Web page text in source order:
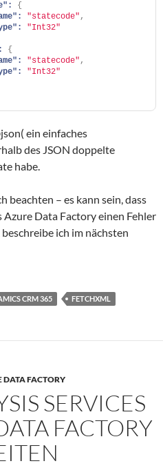
{
"statecode" ,
"Int32"
{
"statecode" ,
"Int32"
ein einfaches
des JSON doppelte
habe.
beachten – es kann sein, dass
Azure Data Factory einen Fehler
ich im nächsten
CRM 365 FETCHXML
DATA FACTORY
SERVICES
FACTORY